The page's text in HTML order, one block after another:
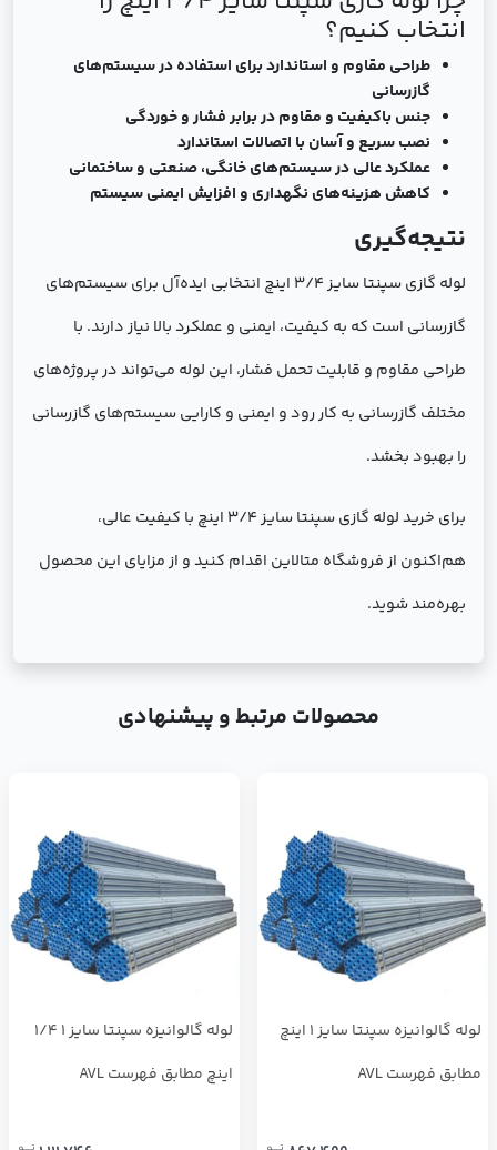
انتخاب کنیم؟
طراحی مقاوم و استاندارد برای استفاده در سیستم‌های
گازرسانی
جنس باکیفیت و مقاوم در برابر فشار و خوردگی
نصب سریع و آسان با اتصالات استاندارد
عملکرد عالی در سیستم‌های خانگی، صنعتی و ساختمانی
کاهش هزینه‌های نگهداری و افزایش ایمنی سیستم
نتیجه‌گیری
لوله گازی سپنتا سایز 3/4 اینچ انتخابی ایده‌آل برای سیستم‌های
گازرسانی است که به کیفیت، ایمنی و عملکرد بالا نیاز دارند. با
طراحی مقاوم و قابلیت تحمل فشار، این لوله می‌تواند در پروژه‌های
مختلف گازرسانی به کار رود و ایمنی و کارایی سیستم‌های گازرسانی
را بهبود بخشد.
برای خرید لوله گازی سپنتا سایز 3/4 اینچ با کیفیت عالی،
هم‌اکنون از فروشگاه متالاین اقدام کنید و از مزایای این محصول
بهره‌مند شوید.
محصولات مرتبط و پیشنهادی
لوله گالوانیزه سپنتا سایز 1 اینچ
مطابق فهرست AVL
لوله گالوانیزه سپنتا سایز 1 1/4
اینچ مطابق فهرست AVL